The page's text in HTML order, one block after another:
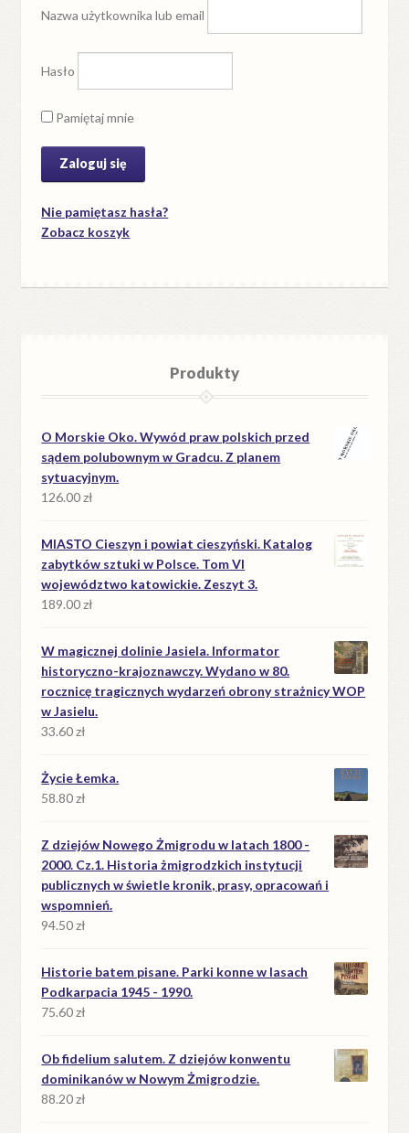
Nazwa użytkownika lub email
Hasło
Pamiętaj mnie
Nie pamiętasz hasła?
Zobacz koszyk
Produkty
O Morskie Oko. Wywód praw polskich przed
sądem polubownym w Gradcu. Z planem
sytuacyjnym.
126.00zł
MIASTO Cieszyn i powiat cieszyński. Katalog
zabytków sztuki w Polsce. Tom VI
województwo katowickie. Zeszyt 3.
189.00zł
W magicznej dolinie Jasiela. Informator
historyczno-krajoznawczy. Wydano w 80.
rocznicę tragicznych wydarzeń obrony strażnicy WOP
w Jasielu.
33.60zł
Życie Łemka.
58.80zł
Z dziejów Nowego Żmigrodu w latach 1800 -
2000. Cz.1. Historia żmigrodzkich instytucji
publicznych w świetle kronik, prasy, opracowań i
wspomnień.
94.50zł
Historie batem pisane. Parki konne w lasach
Podkarpacia 1945 - 1990.
75.60zł
Ob fidelium salutem. Z dziejów konwentu
dominikanów w Nowym Żmigrodzie.
88.20zł